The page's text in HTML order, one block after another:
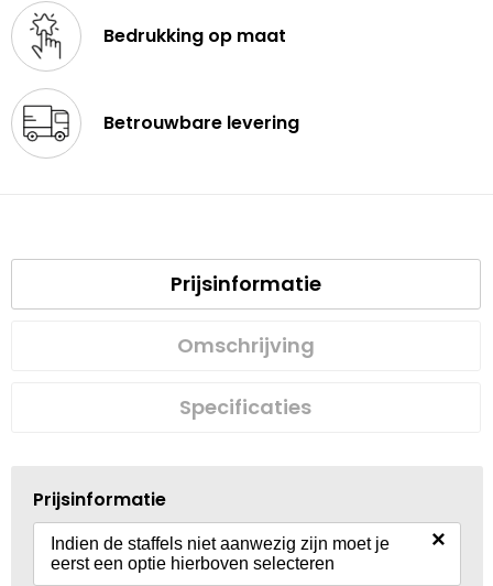
Bedrukking op maat
Betrouwbare levering
Prijsinformatie
Omschrijving
Specificaties
Prijsinformatie
Indien de staffels niet aanwezig zijn moet je
eerst een optie hierboven selecteren
×